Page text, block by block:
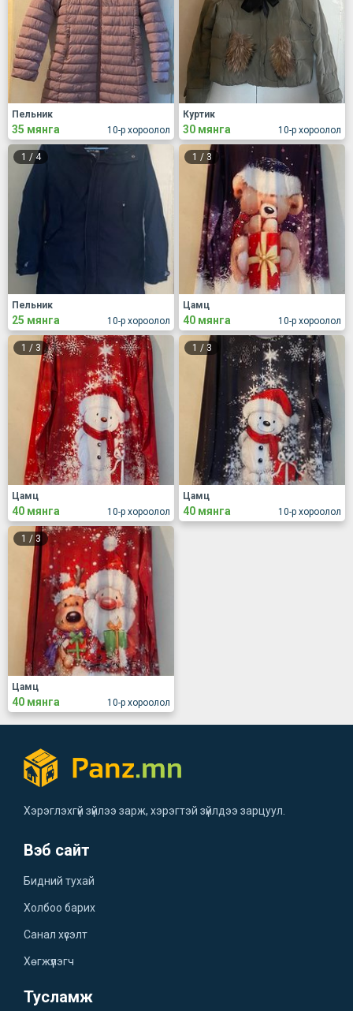
10-р хороолол
Пельник
35 мянга 10-р хороолол
Куртик
30 мянга
1 / 4
10-р хороолол
Пельник
25 мянга
1 / 3
10-р хороолол
Цамц
40 мянга
1 / 3
10-р хороолол
Цамц
40 мянга
1 / 3
10-р хороолол
Цамц
40 мянга
1 / 3
10-р хороолол
Цамц
40 мянга
Хэрэглэхгүй зүйлээ зарж, хэрэгтэй зүйлдээ зарцуул.
Вэб сайт
Бидний тухай
Холбоо барих
Санал хүсэлт
Хөгжүүлэгч
Тусламж